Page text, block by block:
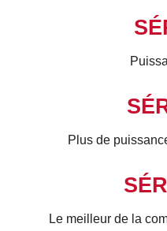
Plus de
Le meilleur de la